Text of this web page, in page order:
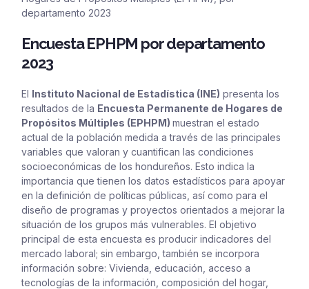
departamento 2023
Encuesta EPHPM por departamento
2023
El Instituto Nacional de Estadística (INE) presenta los
resultados de la Encuesta Permanente de Hogares de
Propósitos Múltiples (EPHPM) muestran el estado
actual de la población medida a través de las principales
variables que valoran y cuantifican las condiciones
socioeconómicas de los hondureños. Esto indica la
importancia que tienen los datos estadísticos para apoyar
en la definición de políticas públicas, así como para el
diseño de programas y proyectos orientados a mejorar la
situación de los grupos más vulnerables. El objetivo
principal de esta encuesta es producir indicadores del
mercado laboral; sin embargo, también se incorpora
información sobre: Vivienda, educación, acceso a
tecnologías de la información, composición del hogar,